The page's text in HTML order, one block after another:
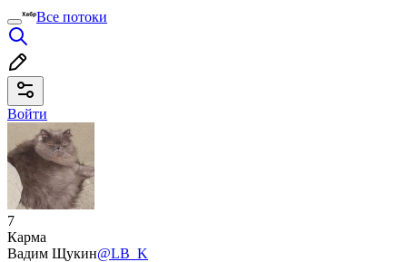
Все потоки
Войти
7
Карма
Вадим Щукин@LB_K